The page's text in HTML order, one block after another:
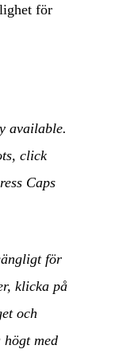
för
available.
click
Caps
för
klicka på
och
med